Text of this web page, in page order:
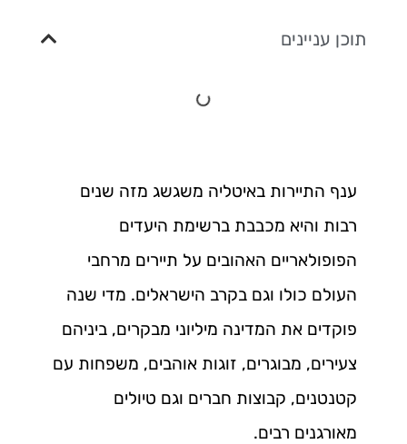
ענף התיירות באיטליה משגשג מזה שנים
רבות והיא מכבבת ברשימת היעדים
הפופולאריים האהובים על תיירים מרחבי
העולם כולו וגם בקרב הישראלים. מדי שנה
פוקדים את המדינה מיליוני מבקרים, ביניהם
צעירים, מבוגרים, זוגות אוהבים, משפחות עם
קטנטנים, קבוצות חברים וגם טיולים
מאורגנים רבים.
תוכן עניינים